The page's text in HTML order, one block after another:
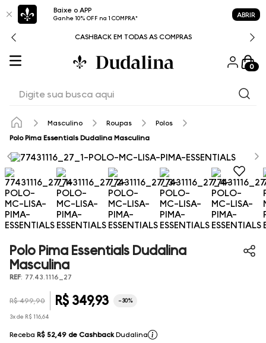
Baixe o APP
Ganhe 10% OFF na 1 COMPRA* ABRIR
CASHBACK EM TODAS AS COMPRAS
0
Masculino Roupas
Polos
Polo Pima Essentials Dudalina Masculina
Polo Pima Essentials Dudalina
Masculina
REF: 77.43.1116_27
R$ 499,90 R$ 349,93 -30%
3x de R$ 116,64
Receba R$ 52,49 de Cashback Dudalina